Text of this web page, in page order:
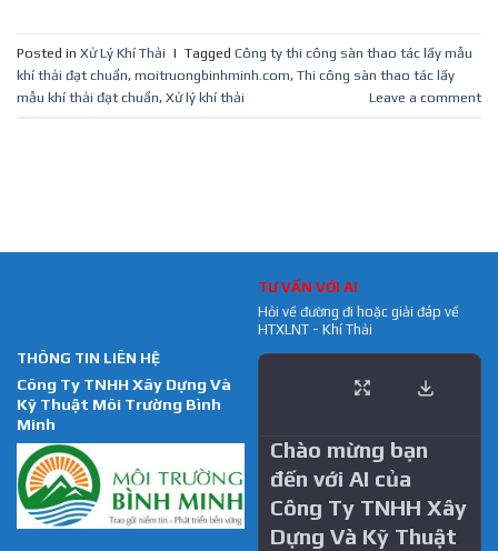
Posted in Xử Lý Khí Thải | Tagged Công ty thi công sàn thao tác lấy mẫu
khí thải đạt chuẩn, moitruongbinhminh.com, Thi công sàn thao tác lấy
mẫu khí thải đạt chuẩn, Xử lý khí thải Leave a comment
THÔNG TIN LIÊN HỆ
Công Ty TNHH Xây Dựng Và
Kỹ Thuật Môi Trường Bình
Minh
TƯ VẤN VỚI AI
Hỏi về đường đi hoặc giải đáp về
HTXLNT - Khí Thải
Chào mừng bạn
đến với AI của
Công Ty TNHH Xây
Dựng Và Kỹ Thuật